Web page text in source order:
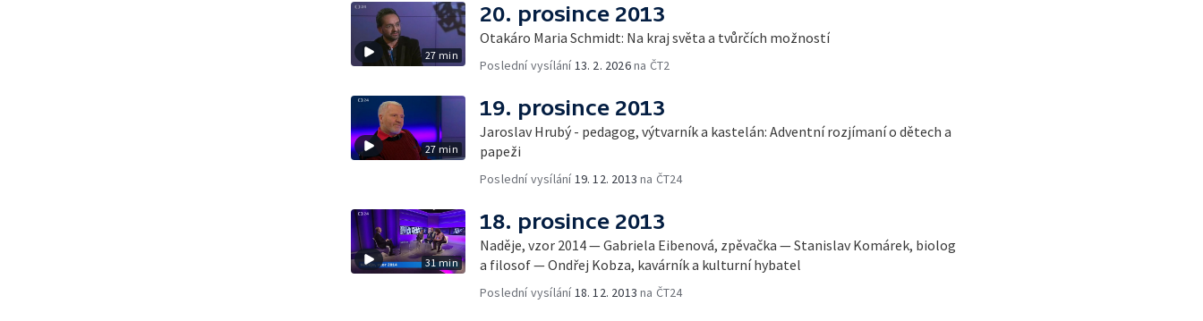
27 min
20. prosince 2013
Otakáro Maria Schmidt: Na kraj světa a tvůrčích možností
Poslední vysílání 13. 2. 2026na ČT2
27 min
19. prosince 2013
Jaroslav Hrubý - pedagog, výtvarník a kastelán: Adventní rozjímaní o dětech a
papeži
Poslední vysílání 19. 12. 2013 na ČT24
31 min
18. prosince 2013
Naděje, vzor 2014 — Gabriela Eibenová, zpěvačka — Stanislav Komárek, biolog
a filosof — Ondřej Kobza, kavárník a kulturní hybatel
Poslední vysílání 18. 12. 2013 na ČT24